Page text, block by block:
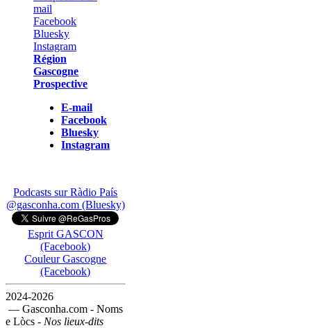
Région
Gascogne
Prospective
E-mail
Facebook
Bluesky
Instagram
Podcasts sur Ràdio País
@gasconha.com (Bluesky)
Esprit GASCON
(Facebook)
Couleur Gascogne
(Facebook)
2024-2026
— Gasconha.com - Noms
e Lòcs - Nos lieux-dits